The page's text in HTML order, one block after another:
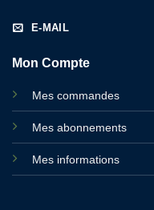
E-MAIL
Mon Compte
Mes commandes
Mes abonnements
Mes informations